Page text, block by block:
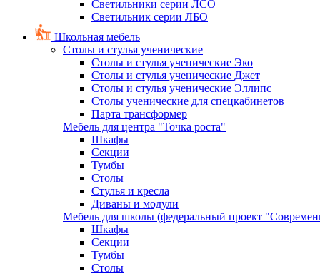
Светильники серии ЛСО
Светильник серии ЛБО
Школьная мебель
Столы и стулья ученические
Столы и стулья ученические Эко
Столы и стулья ученические Джет
Столы и стулья ученические Эллипс
Столы ученические для спецкабинетов
Парта трансформер
Мебель для центра "Точка роста"
Шкафы
Секции
Тумбы
Столы
Стулья и кресла
Диваны и модули
Мебель для школы (федеральный проект
Шкафы
Секции
Тумбы
Столы